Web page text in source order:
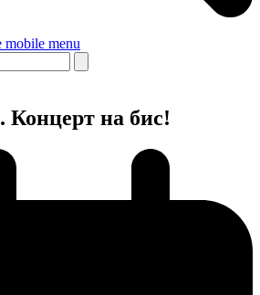
mobile menu
Концерт на бис!